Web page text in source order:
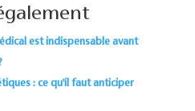
est indispensable avant
: ce qu’il faut anticiper